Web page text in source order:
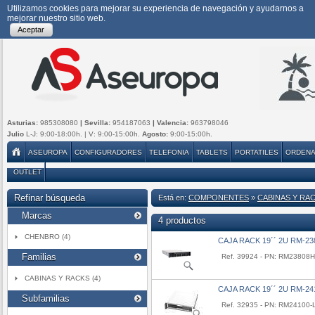
Utilizamos cookies para mejorar su experiencia de navegación y ayudarnos a
mejorar nuestro sitio web.
Aceptar
Asturias: 985308080 | Sevilla: 954187063 | Valencia: 963798046
Julio L-J: 9:00-18:00h. | V: 9:00-15:00h. Agosto: 9:00-15:00h.
ASEUROPA CONFIGURADORES TELEFONIA TABLETS PORTATILES
OUTLET
Refinar búsqueda
Marcas
CHENBRO (4)
Familias
CABINAS Y RACKS (4)
Subfamilias
Está en: COMPONENTES » CABINAS Y
4 productos
CAJA RACK 19´´ 2U RM-
Ref. 39924 - PN:
CAJA RACK 19´´ 2U RM-
Ref. 32935 - PN: RM24100-